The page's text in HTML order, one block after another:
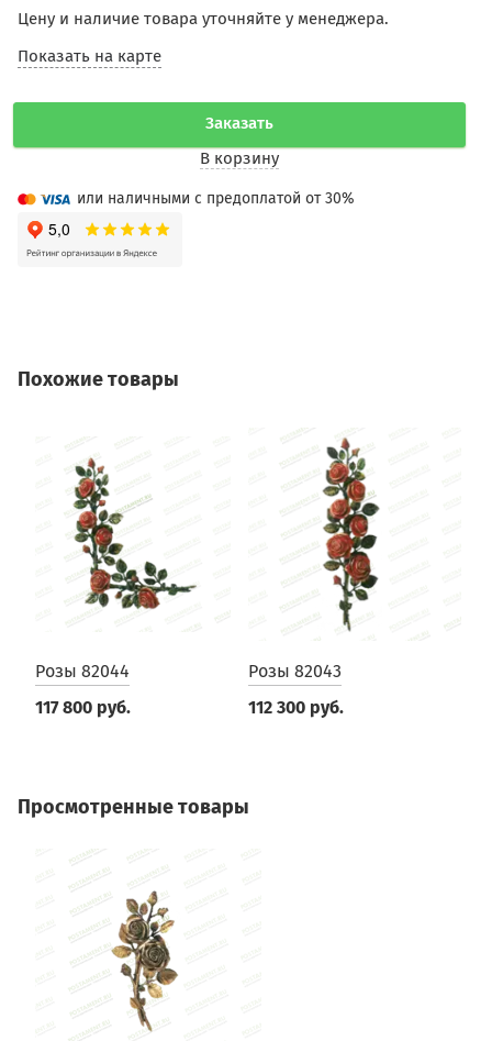
Цену и наличие товара уточняйте у менеджера.
Показать на карте
Заказать
В корзину
или наличными с предоплатой от 30%
Похожие товары
Розы 82044
117 800 руб.
Розы 82043
112 300 руб.
Просмотренные товары